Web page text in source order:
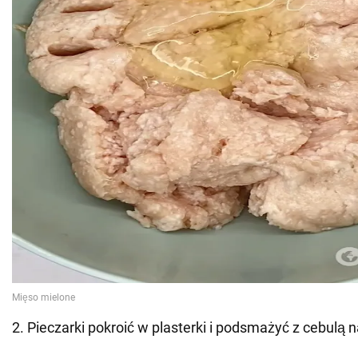
2. Pieczarki pokroić w plasterki i podsmażyć z cebulą